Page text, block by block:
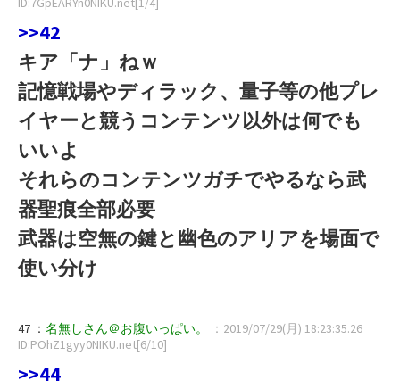
>>42
キア「ナ」ねｗ
記憶戦場やディラック、量子等の他プレ
イヤーと競うコンテンツ以外は何でも
いいよ
それらのコンテンツガチでやるなら武
器聖痕全部必要
武器は空無の鍵と幽色のアリアを場面で
使い分け
47 ： 名無しさん＠お腹いっぱい。
：2019/07/29(月) 18:23:35.26
ID:POhZ1gyy0NIKU.net[6/10]
>>44